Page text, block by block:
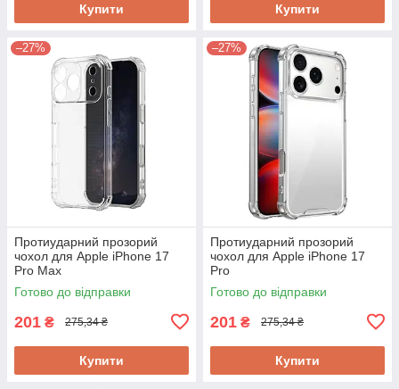
Купити Купити
–27%
Протиударний прозорий
чохол для Apple iPhone 17
Pro Max
Готово до відправки
201 ₴ 275,34 ₴
Купити
–27%
Протиударний прозорий
чохол для Apple iPhone 17
Pro
Готово до відправки
201 ₴ 275,34 ₴
Купити